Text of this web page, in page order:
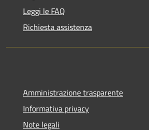
Leggi le FAQ
Richiesta assistenza
Amministrazione trasparente
Informativa privacy
Note legali